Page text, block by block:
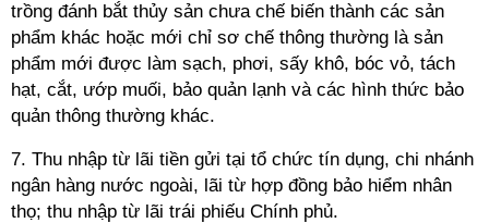
trồng đánh bắt thủy sản chưa chế biến thành các sản
phẩm khác hoặc mới chỉ sơ chế thông thường là sản
phẩm mới được làm sạch, phơi, sấy khô, bóc vỏ, tách
hạt, cắt, ướp muối, bảo quản lạnh và các hình thức bảo
quản thông thường khác.
7. Thu nhập từ lãi tiền gửi tại tổ chức tín dụng, chi nhánh
ngân hàng nước ngoài, lãi từ hợp đồng bảo hiểm nhân
thọ; thu nhập từ lãi trái phiếu Chính phủ.